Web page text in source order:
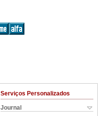
Serviços Personalizados
Journal